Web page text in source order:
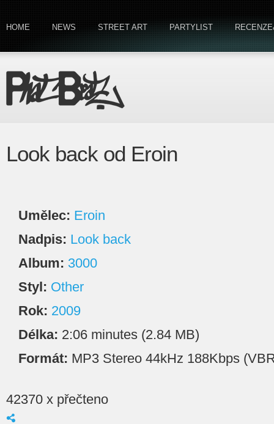
HOME NEWS STREET ART PARTYLIST
Look back od Eroin
Umělec: Eroin
Nadpis: Look back
Album: 3000
Styl: Other
Rok: 2009
Délka: 2:06 minutes (2.84 MB)
Formát: MP3 Stereo 44kHz 188Kbps
42370 x přečteno